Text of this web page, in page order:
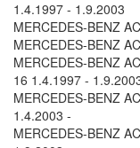
1.4.1997 - 1.9.2003
MERCEDES-BENZ
MERCEDES-BENZ
MERCEDES-BENZ
16 1.4.1997 -
MERCEDES-BENZ
1.4.2003 -
MERCEDES-BENZ